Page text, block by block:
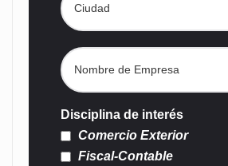
Disciplina de interés
Comercio Exterior
Fiscal-Contable